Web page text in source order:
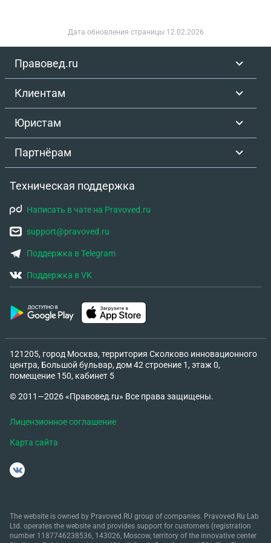
Дата обновления страницы 12.02.2026
Правовед.ru
Клиентам
Юристам
Партнёрам
Техническая поддержка
Написать в чате на Pravoved.ru
support@pravoved.ru
Поддержка в Telegram
Поддержка в VK
121205, город Москва, территория Сколково инновационного
центра, Большой бульвар, дом 42 строение 1, этаж 0,
помещение 150, кабинет 5
© 2011—2026 «Правовед.ru» Все права защищены.
Лицензионное соглашение
Карта сайта
The website is owned by Pravoved.RU group of companies. Pravoved.Ru Lab
Ltd. operates the website and provides support for customers (registration
number 1187746238536, 143026, Moscow, territory of the innovative center